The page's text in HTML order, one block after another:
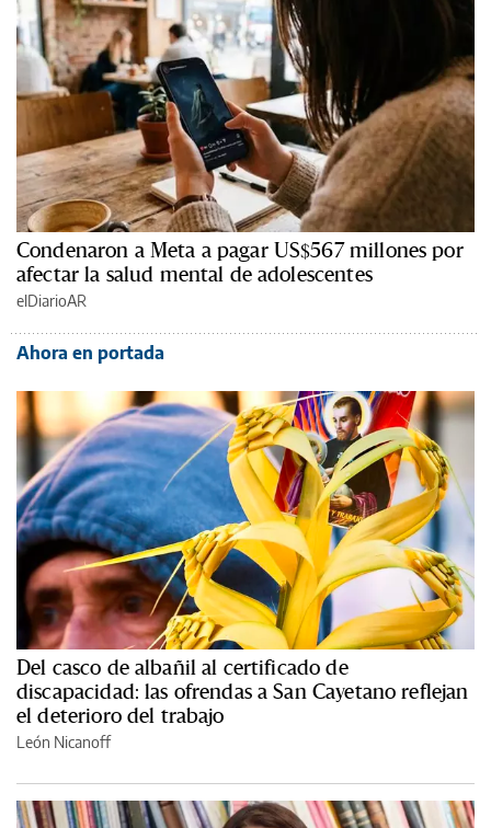
Condenaron a Meta a pagar US$567 millones por
afectar la salud mental de adolescentes
elDiarioAR
Ahora en portada
Del casco de albañil al certificado de
discapacidad: las ofrendas a San Cayetano reflejan
el deterioro del trabajo
León Nicanoff